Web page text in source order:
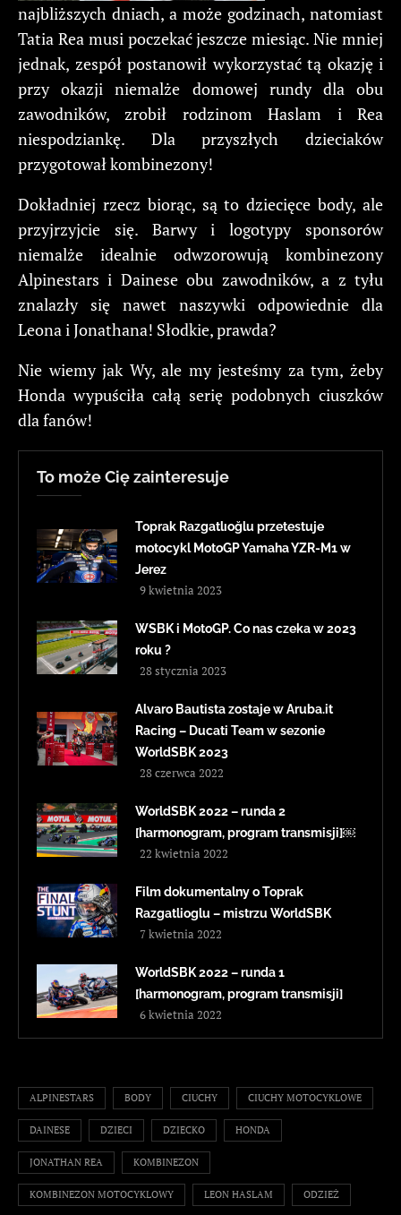
najbliższych dniach, a może godzinach, natomiast
Tatia Rea musi poczekać jeszcze miesiąc. Nie mniej
jednak, zespół postanowił wykorzystać tą okazję i
przy okazji niemalże domowej rundy dla obu
zawodników, zrobił rodzinom Haslam i Rea
niespodziankę. Dla przyszłych dzieciaków
przygotował kombinezony!
Dokładniej rzecz biorąc, są to dziecięce body, ale
przyjrzyjcie się. Barwy i logotypy sponsorów
niemalże idealnie odwzorowują kombinezony
Alpinestars i Dainese obu zawodników, a z tyłu
znalazły się nawet naszywki odpowiednie dla
Leona i Jonathana! Słodkie, prawda?
Nie wiemy jak Wy, ale my jesteśmy za tym, żeby
Honda wypuściła całą serię podobnych ciuszków
dla fanów!
To może Cię zainteresuje
Toprak Razgatlıoğlu przetestuje
motocykl MotoGP Yamaha YZR-M1 w
Jerez
9 kwietnia 2023
WSBK i MotoGP. Co nas czeka w 2023
roku ?
28 stycznia 2023
Alvaro Bautista zostaje w Aruba.it
Racing – Ducati Team w sezonie
WorldSBK 2023
28 czerwca 2022
WorldSBK 2022 – runda 2
[harmonogram, program transmisji]￼
22 kwietnia 2022
Film dokumentalny o Toprak
Razgatlioglu – mistrzu WorldSBK
7 kwietnia 2022
WorldSBK 2022 – runda 1
[harmonogram, program transmisji]
6 kwietnia 2022
ALPINESTARS BODY CIUCHY CIUCHY MOTOCYKLOWE
DAINESE DZIECI DZIECKO HONDA
JONATHAN REA KOMBINEZON
KOMBINEZON MOTOCYKLOWY LEON HASLAM ODZIEŻ